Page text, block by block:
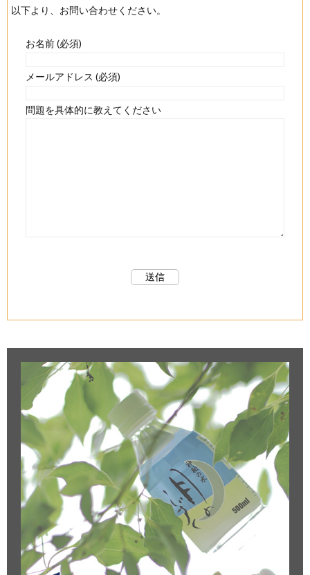
以下より、お問い合わせください。
お名前 (必須)
メールアドレス (必須)
問題を具体的に教えてください